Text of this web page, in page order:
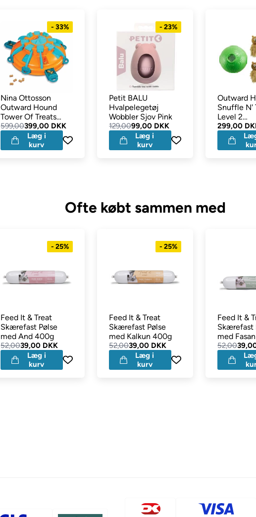
- 33%
Nina Ottosson
Outward Hound
Tower Of Treats
Level 4
599,00399,00 DKK
Læg i
kurv
- 23%
Petit BALU
Hvalpelegetøj
Wobbler Sjov Pink
129,0099,00 DKK
Læg i
kurv
Outward
Snuffle N'
Level 2
med 6
299,00
Ofte købt sammen med
- 25%
Feed It & Treat
Skærefast Pølse
med And 400g
52,0039,00 DKK
Læg i
kurv
- 25%
Feed It & Treat
Skærefast Pølse
med Kalkun 400g
52,0039,00 DKK
Læg i
kurv
Feed It &
Skærefast
med
52,00